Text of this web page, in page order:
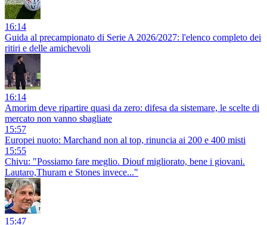
16:14
Guida al precampionato di Serie A 2026/2027: l'elenco completo dei
ritiri e delle amichevoli
16:14
Amorim deve ripartire quasi da zero: difesa da sistemare, le scelte di
mercato non vanno sbagliate
15:57
Europei nuoto: Marchand non al top, rinuncia ai 200 e 400 misti
15:55
Chivu: "Possiamo fare meglio. Diouf migliorato, bene i giovani.
Lautaro,Thuram e Stones invece..."
15:47